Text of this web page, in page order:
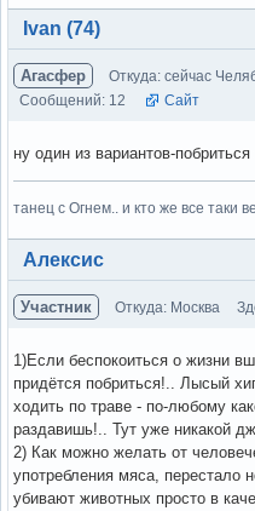
Вне форума
Ivan (74)
Агасфер Откуда: сейчас
Сообщений: 12
Сайт
ну один из вариантов-побриться
танец с Огнем.. и кто же все таки
Вне форума
Алексис
Участник Откуда: Москва
1)Если беспокоиться о жизни
придётся побриться!.. Лысый
ходить по траве - по-любому
раздавишь!.. Тут уже никакой
2) Как можно желать от
употребления мяса, перестало
убивают животных просто в